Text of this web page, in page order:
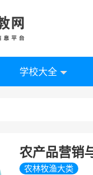
学校大全
农产品营销
农林牧渔大类